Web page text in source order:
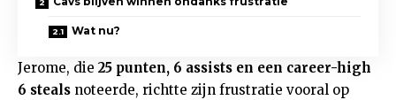
Wat nu?
Jerome, die 25 punten, 6 assists en een career-high
6 steals noteerde, richtte zijn frustratie vooral op